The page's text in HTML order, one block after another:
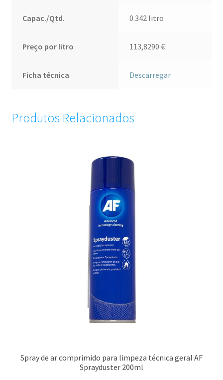
Capac./Qtd. 0.342 litro
Preço por litro 113,8290€
Ficha técnica Descarregar
Produtos Relacionados
Spray de ar comprimido para limpeza técnica geral AF
Sprayduster 200ml